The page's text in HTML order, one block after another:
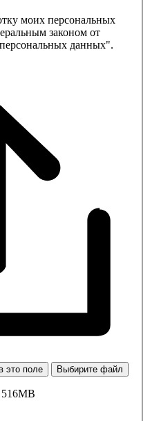
моих персональных
законом от
данных".
это поле Выбирите файл